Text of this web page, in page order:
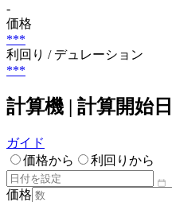
-
価格
***
利回り / デュレーション
***
計算機 | 計算開始日
ガイド
価格から
利回りから
価格